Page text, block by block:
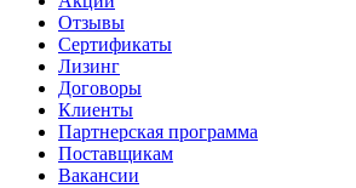
Отзывы
Сертификаты
Лизинг
Договоры
Клиенты
Партнерская программа
Поставщикам
Вакансии